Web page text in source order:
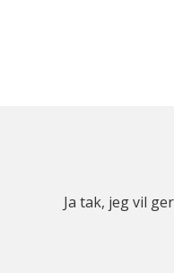
Ja tak, jeg vil